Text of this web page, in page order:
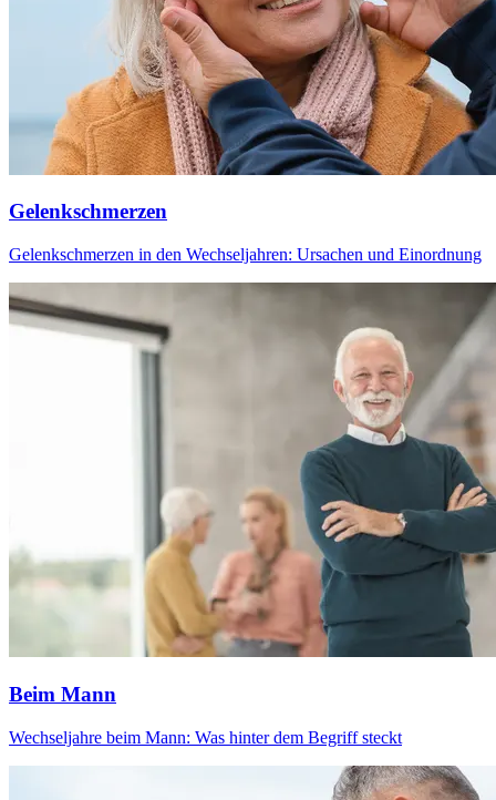
Gelenkschmerzen
Gelenkschmerzen in den Wechseljahren: Ursachen und Einordnung
Beim Mann
Wechseljahre beim Mann: Was hinter dem Begriff steckt